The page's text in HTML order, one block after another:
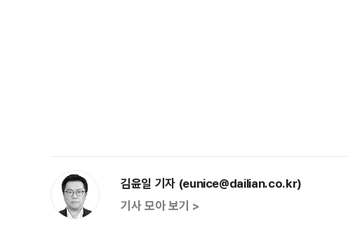
김윤일 기자 (eunice@dailian.co.kr)
기사 모아 보기 >